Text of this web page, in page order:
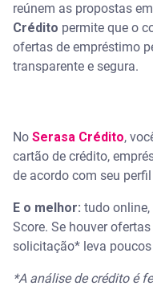
reúnem as propostas
Crédito permite que o
ofertas de empréstimo
transparente e segura.
No Serasa Crédito,
cartão de crédito,
de acordo com seu
E o melhor: tudo online,
Score. Se houver
solicitação* leva
*A análise de crédito é